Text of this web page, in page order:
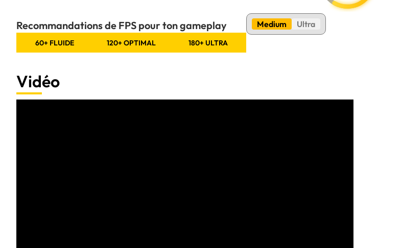
Recommandations de FPS pour ton gameplay
60+ FLUIDE 120+ OPTIMAL 180+ ULTRA
Medium Ultra
Vidéo